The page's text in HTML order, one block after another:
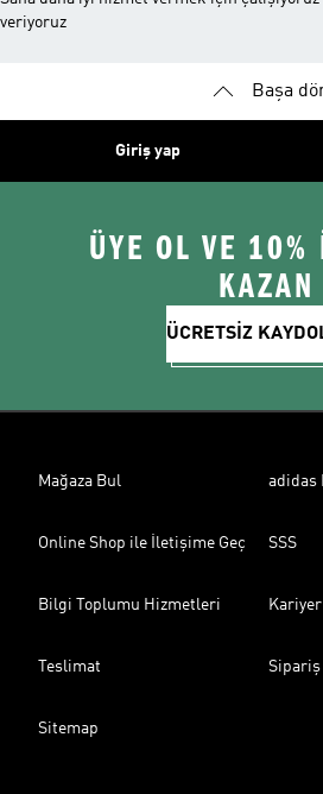
veriyoruz
Başa
Giriş yap
ÜYE OL VE
KAZAN
ÜCRETSİZ
Mağaza Bul adidas
Online Shop ile İletişime Geç SSS
Bilgi Toplumu Hizmetleri Kariyer
Teslimat Sipariş
Sitemap